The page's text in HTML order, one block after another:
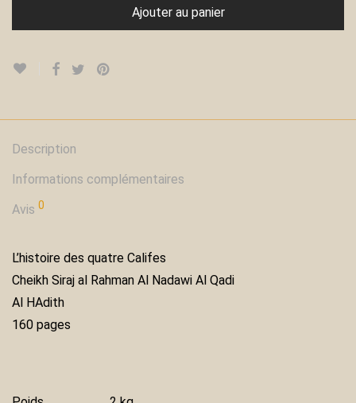
Ajouter au panier
Description
Informations complémentaires
Avis 0
L’histoire des quatre Califes
Cheikh Siraj al Rahman Al Nadawi Al Qadi
Al HAdith
160 pages